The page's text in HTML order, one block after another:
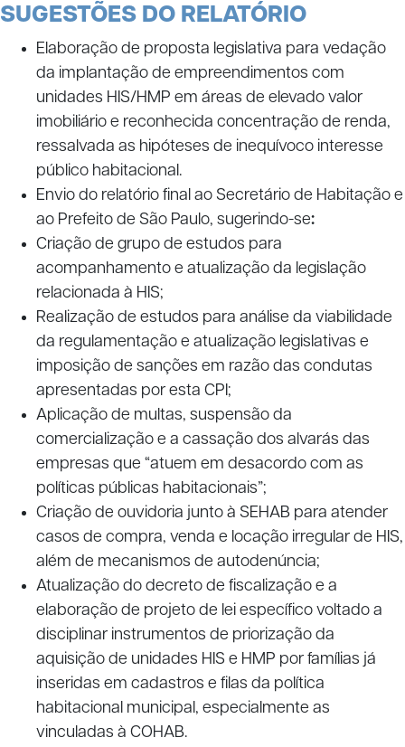
SUGESTÕES DO RELATÓRIO
Elaboração de proposta legislativa para vedação
da implantação de empreendimentos com
unidades HIS/HMP em áreas de elevado valor
imobiliário e reconhecida concentração de renda,
ressalvada as hipóteses de inequívoco interesse
público habitacional.
Envio do relatório final ao Secretário de Habitação e
ao Prefeito de São Paulo, sugerindo-se:
Criação de grupo de estudos para
acompanhamento e atualização da legislação
relacionada à HIS;
Realização de estudos para análise da viabilidade
da regulamentação e atualização legislativas e
imposição de sanções em razão das condutas
apresentadas por esta CPI;
Aplicação de multas, suspensão da
comercialização e a cassação dos alvarás das
empresas que “atuem em desacordo com as
políticas públicas habitacionais”;
Criação de ouvidoria junto à SEHAB para atender
casos de compra, venda e locação irregular de HIS,
além de mecanismos de autodenúncia;
Atualização do decreto de fiscalização e a
elaboração de projeto de lei específico voltado a
disciplinar instrumentos de priorização da
aquisição de unidades HIS e HMP por famílias já
inseridas em cadastros e filas da política
habitacional municipal, especialmente as
vinculadas à COHAB.